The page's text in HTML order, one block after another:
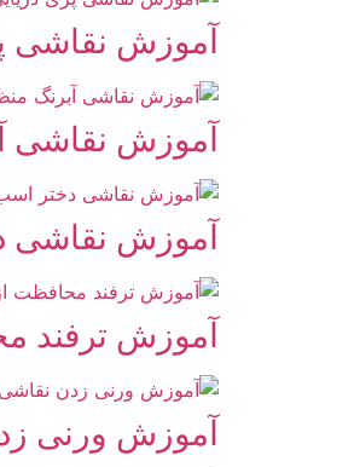
آموزش نقاشی
آموزش نقاشی
آموزش نقاشی
آموزش ترفند
آموزش ورنی